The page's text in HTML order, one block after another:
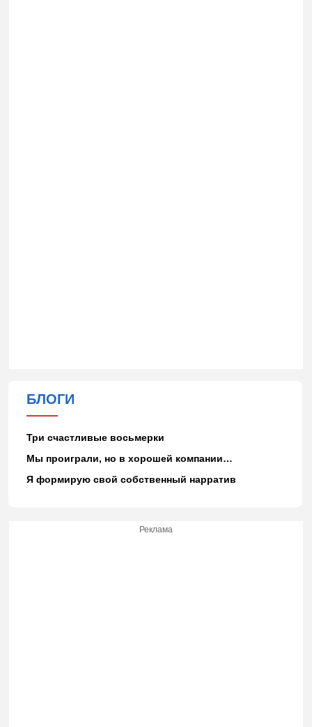
БЛОГИ
Три счастливые восьмерки
Мы проиграли, но в хорошей компании…
Я формирую свой собственный нарратив
Реклама